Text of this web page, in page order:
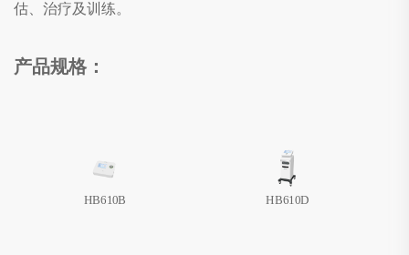
估、治疗及训练。
产品规格：
HB610B HB610D